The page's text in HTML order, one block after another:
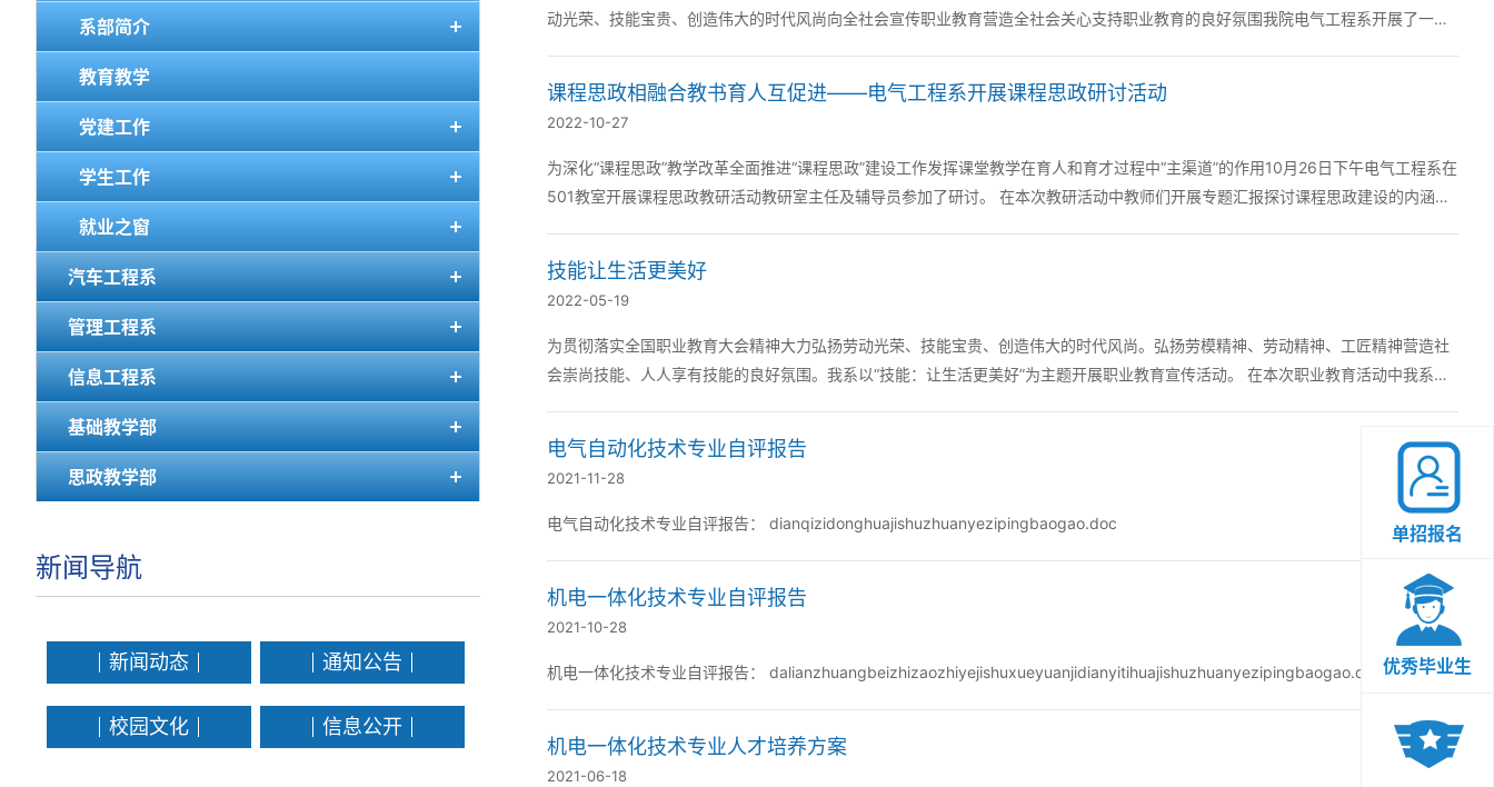
动光荣、技能宝贵、创造伟大的时代风尚向全社会宣传职业教育营造全社会关心支持职业教育的良好氛围我院电气工程系开展了一系
课程思政相融合教书育人互促进——电气工程系开展课程思政研讨活动
2022-10-27
为深化“课程思政”教学改革全面推进“课程思政”建设工作发挥课堂教学在育人和育才过程中“主渠道”的作用10月26日下午电气工程系在
501教室开展课程思政教研活动教研室主任及辅导员参加了研讨。 在本次教研活动中教师们开展专题汇报探讨课程思政建设的内涵、
技能让生活更美好
2022-05-19
为贯彻落实全国职业教育大会精神大力弘扬劳动光荣、技能宝贵、创造伟大的时代风尚。弘扬劳模精神、劳动精神、工匠精神营造社
会崇尚技能、人人享有技能的良好氛围。我系以“技能：让生活更美好”为主题开展职业教育宣传活动。 在本次职业教育活动中我系根
电气自动化技术专业自评报告
2021-11-28
电气自动化技术专业自评报告： dianqizidonghuajishuzhuanyezipingbaogao.doc
机电一体化技术专业自评报告
2021-10-28
机电一体化技术专业自评报告： dalianzhuangbeizhizaozhiyejishuxueyuanjidianyitihuajishuzhuanyezipingbaogao.doc
机电一体化技术专业人才培养方案
2021-06-18
系部简介
教育教学
党建工作
学生工作
就业之窗
汽车工程系
管理工程系
信息工程系
基础教学部
思政教学部
新闻导航
新闻动态 通知公告
校园文化 信息公开
单招报名
优秀毕业生